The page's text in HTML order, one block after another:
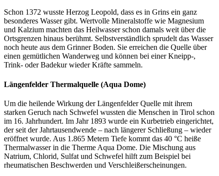
Schon 1372 wusste Herzog Leopold, dass es in Grins ein ganz
besonderes Wasser gibt. Wertvolle Mineralstoffe wie Magnesium
und Kalzium machten das Heilwasser schon damals weit über die
Ortsgrenzen hinaus berühmt. Selbstverständlich sprudelt das Wasser
noch heute aus dem Grinner Boden. Sie erreichen die Quelle über
einen gemütlichen Wanderweg und können bei einer Kneipp-,
Trink- oder Badekur wieder Kräfte sammeln.
Längenfelder Thermalquelle (Aqua Dome)
Um die heilende Wirkung der Längenfelder Quelle mit ihrem
starken Geruch nach Schwefel wussten die Menschen in Tirol schon
im 16. Jahrhundert. Im Jahr 1893 wurde ein Kurbetrieb eingerichtet,
der seit der Jahrtausendwende – nach längerer Schließung – wieder
eröffnet wurde. Aus 1.865 Metern Tiefe kommt das 40 °C heiße
Thermalwasser in die Therme Aqua Dome. Die Mischung aus
Natrium, Chlorid, Sulfat und Schwefel hilft zum Beispiel bei
rheumatischen Beschwerden und Verschleißerscheinungen.